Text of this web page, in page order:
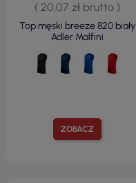
ZOBACZ
( 20,07 zł brutto )
Top męski breeze 820 biały
Adler Malfini